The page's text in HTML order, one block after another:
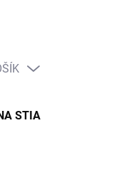
STIAHNUTIE